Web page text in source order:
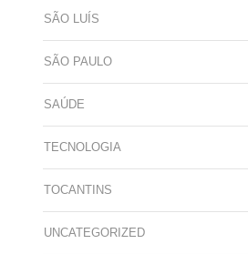
SÃO LUÍS
SÃO PAULO
SAÚDE
TECNOLOGIA
TOCANTINS
UNCATEGORIZED